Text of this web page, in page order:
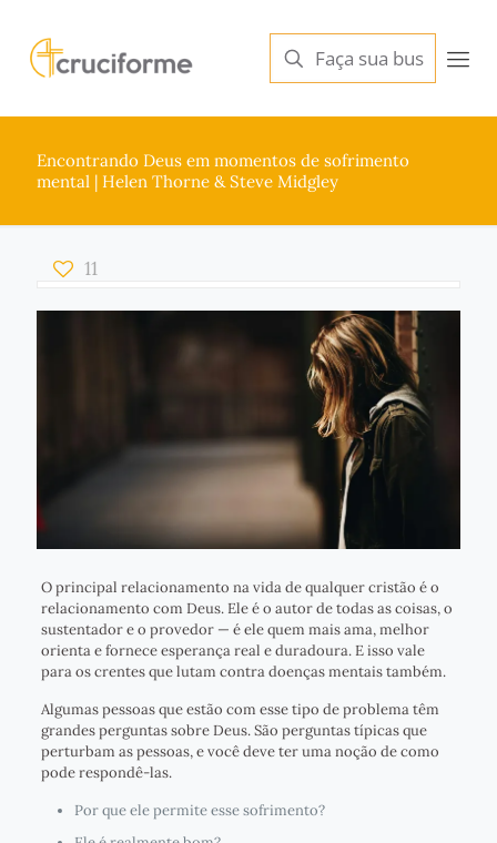
Encontrando Deus em momentos de sofrimento
mental | Helen Thorne & Steve Midgley
11
O principal relacionamento na vida de qualquer cristão é o
relacionamento com Deus. Ele é o autor de todas as coisas, o
sustentador e o provedor — é ele quem mais ama, melhor
orienta e fornece esperança real e duradoura. E isso vale
para os crentes que lutam contra doenças mentais também.
Algumas pessoas que estão com esse tipo de problema têm
grandes perguntas sobre Deus. São perguntas típicas que
perturbam as pessoas, e você deve ter uma noção de como
pode respondê-las.
Por que ele permite esse sofrimento?